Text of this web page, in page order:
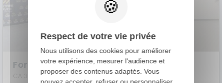
CA 320 L2H1 2.0 ECOBLUE 170 BVA ACTIVE 5PL
Respect de votre vie privée
Nous utilisons des cookies pour améliorer
votre expérience, mesurer l'audience et
proposer des contenus adaptés. Vous